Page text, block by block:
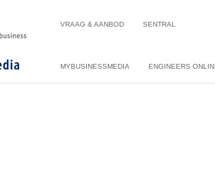
VRAAG & AANBOD SENTRAL
MYBUSINESSMEDIA ENGINEERS